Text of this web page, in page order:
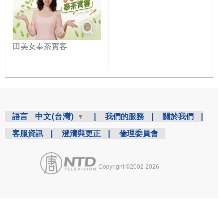
田美女奉茶實客
語言 中文(台灣) 我們的服務 關於我們
客服資訊 澄清與更正 倫理委員會
Copyright ©2002-2026